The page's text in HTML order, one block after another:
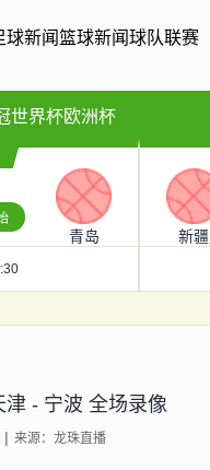
球新闻篮球新闻球队联赛
世界杯欧洲杯
青岛 新疆
- 宁波 全场录像
来源：龙珠直播